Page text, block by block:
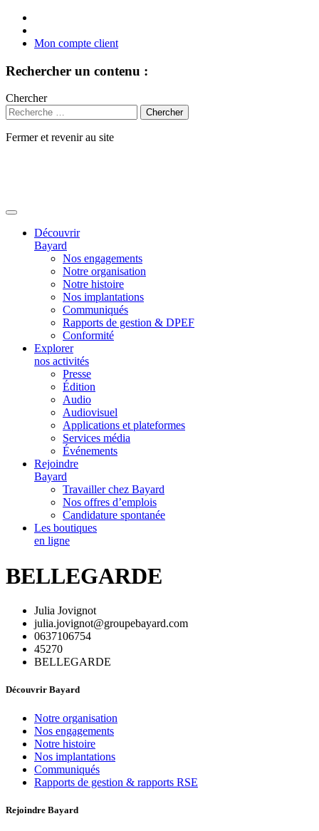
Mon compte client
Rechercher un contenu :
Chercher
Fermer et revenir au site
Découvrir
Bayard
Nos engagements
Notre organisation
Notre histoire
Nos implantations
Communiqués
Rapports de gestion & DPEF
Conformité
Explorer
nos activités
Presse
Édition
Audio
Audiovisuel
Applications et plateformes
Services média
Événements
Rejoindre
Bayard
Travailler chez Bayard
Nos offres d’emplois
Candidature spontanée
Les boutiques
en ligne
BELLEGARDE
Julia Jovignot
julia.jovignot@groupebayard.com
0637106754
45270
BELLEGARDE
Découvrir Bayard
Notre organisation
Nos engagements
Notre histoire
Nos implantations
Communiqués
Rapports de gestion & rapports RSE
Rejoindre Bayard